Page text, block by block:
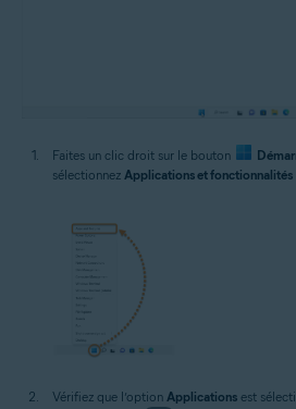
Faites un clic droit sur le bouton
sélectionnez Applications et fonctionnalités
Vérifiez que l’option Applications est